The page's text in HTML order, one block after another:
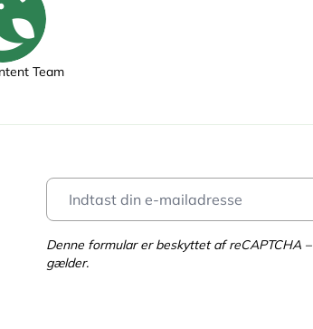
Team
Denne formular er beskyttet af reCAPTCHA –
gælder.